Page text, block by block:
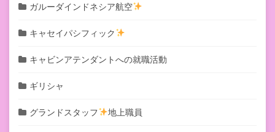
ガルーダインドネシア航空
キャセイパシフィック
キャビンアテンダントへの就職活動
ギリシャ
グランドスタッフ 地上職員